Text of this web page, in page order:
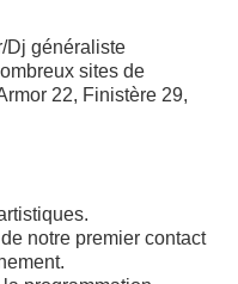
Dj généraliste
sites de
22, Finistère 29,
notre premier contact